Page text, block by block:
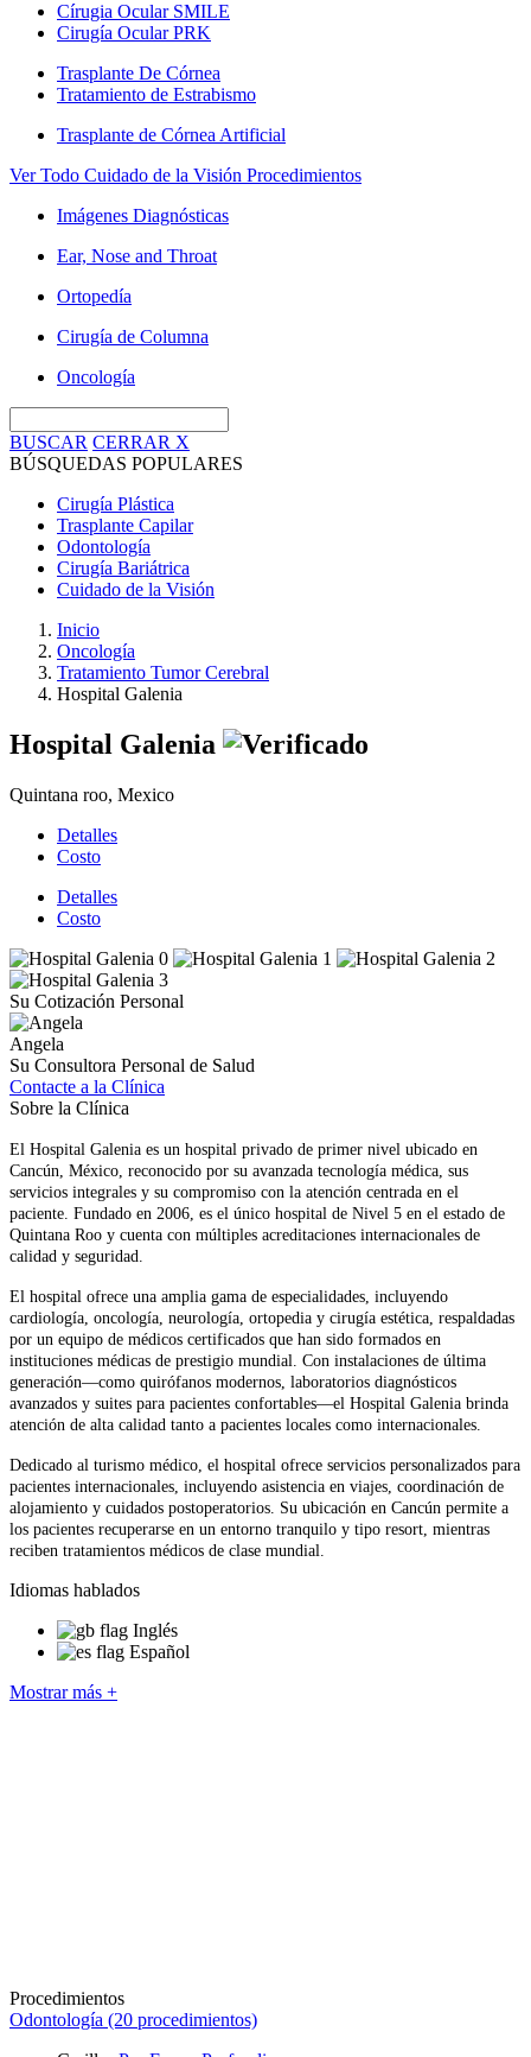
Círugia Ocular SMILE
Cirugía Ocular PRK
Trasplante De Córnea
Tratamiento de Estrabismo
Trasplante de Córnea Artificial
Ver Todo Cuidado de la Visión Procedimientos
Imágenes Diagnósticas
Ear, Nose and Throat
Ortopedía
Cirugía de Columna
Oncología
BUSCAR CERRAR X
BÚSQUEDAS POPULARES
Cirugía Plástica
Trasplante Capilar
Odontología
Cirugía Bariátrica
Cuidado de la Visión
Inicio
Oncología
Tratamiento Tumor Cerebral
Hospital Galenia
Hospital Galenia
Quintana roo, Mexico
Detalles
Costo
Detalles
Costo
Su Cotización Personal
Angela
Su Consultora Personal de Salud
Contacte a la Clínica
Sobre la Clínica
El Hospital Galenia es un hospital privado de primer nivel ubicado en
Cancún, México, reconocido por su avanzada tecnología médica, sus
servicios integrales y su compromiso con la atención centrada en el
paciente. Fundado en 2006, es el único hospital de Nivel 5 en el estado de
Quintana Roo y cuenta con múltiples acreditaciones internacionales de
calidad y seguridad.
El hospital ofrece una amplia gama de especialidades, incluyendo
cardiología, oncología, neurología, ortopedia y cirugía estética, respaldadas
por un equipo de médicos certificados que han sido formados en
instituciones médicas de prestigio mundial. Con instalaciones de última
generación—como quirófanos modernos, laboratorios diagnósticos
avanzados y suites para pacientes confortables—el Hospital Galenia brinda
atención de alta calidad tanto a pacientes locales como internacionales.
Dedicado al turismo médico, el hospital ofrece servicios personalizados para
pacientes internacionales, incluyendo asistencia en viajes, coordinación de
alojamiento y cuidados postoperatorios. Su ubicación en Cancún permite a
los pacientes recuperarse en un entorno tranquilo y tipo resort, mientras
reciben tratamientos médicos de clase mundial.
Idiomas hablados
Inglés
Español
Mostrar más +
Procedimientos
Odontología (20 procedimientos)